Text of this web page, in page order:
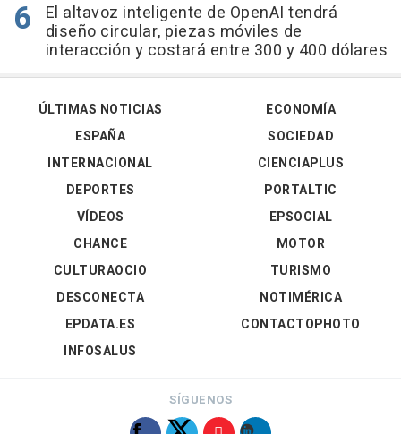
El altavoz inteligente de OpenAI tendrá
diseño circular, piezas móviles de
interacción y costará entre 300 y 400 dólares
ÚLTIMAS NOTICIAS
ESPAÑA
INTERNACIONAL
DEPORTES
VÍDEOS
ECONOMÍA
SOCIEDAD
CIENCIAPLUS
PORTALTIC
EPSOCIAL
CHANCE
CULTURAOCIO
DESCONECTA
EPDATA.ES
INFOSALUS
MOTOR
TURISMO
NOTIMÉRICA
CONTACTOPHOTO
SÍGUENOS